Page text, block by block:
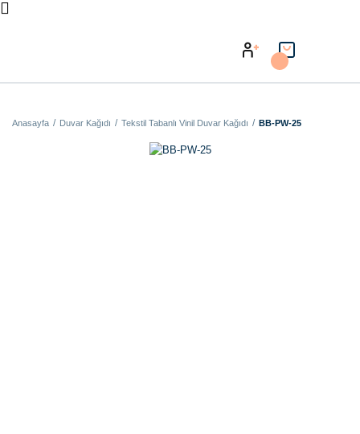
Anasayfa Duvar Kağıdı Tekstil Tabanlı Vinil Duvar Kağıdı BB-PW-25